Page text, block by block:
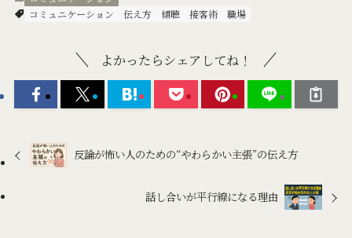
コミュニケーション
伝え方 傾聴 接客術 職場
よかったらシェアしてね！
反論が怖い人のための“やわらかい主張”の伝え方
話し合いが平行線になる理由